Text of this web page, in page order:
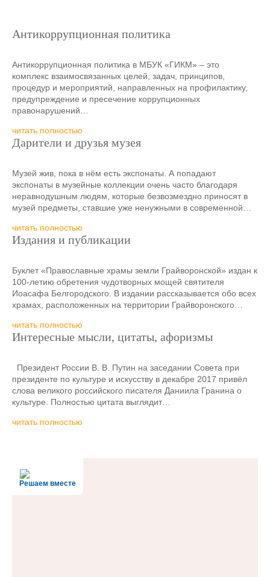
Антикоррупционная политика
Антикоррупционная политика в МБУК «ГИКМ» – это
комплекс взаимосвязанных целей, задач, принципов,
процедур и мероприятий, направленных на профилактику,
предупреждение и пресечение коррупционных
правонарушений…
читать полностью
Дарители и друзья музея
Музей жив, пока в нём есть экспонаты. А попадают
экспонаты в музейные коллекции очень часто благодаря
неравнодушным людям, которые безвозмездно приносят в
музей предметы, ставшие уже ненужными в современной…
читать полностью
Издания и публикации
Буклет «Православные храмы земли Грайворонской» издан к
100-летию обретения чудотворных мощей святителя
Иоасафа Белгородского. В издании рассказывается обо всех
храмах, расположенных на территории Грайворонского…
читать полностью
Интересные мысли, цитаты, афоризмы
Президент России В. В. Путин на заседании Совета при
президенте по культуре и искусству в декабре 2017 привёл
слова великого российского писателя Даниила Гранина о
культуре. Полностью цитата выглядит…
читать полностью
Решаем вместе